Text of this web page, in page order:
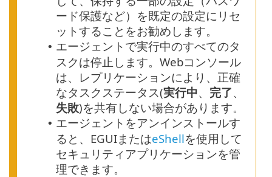
ード保護など）を既定の設定にリセ
ットすることをお勧めします。
• エージェントで実行中のすべてのタ
スクは停止します。Webコンソール
は、レプリケーションにより、正確
なタスクステータス(実行中、 完了、
失敗)を共有しない場合があります。
• エージェントをアンインストールす
ると、EGUIまたはeShellを使用して
セキュリティアプリケーションを管
理できます。